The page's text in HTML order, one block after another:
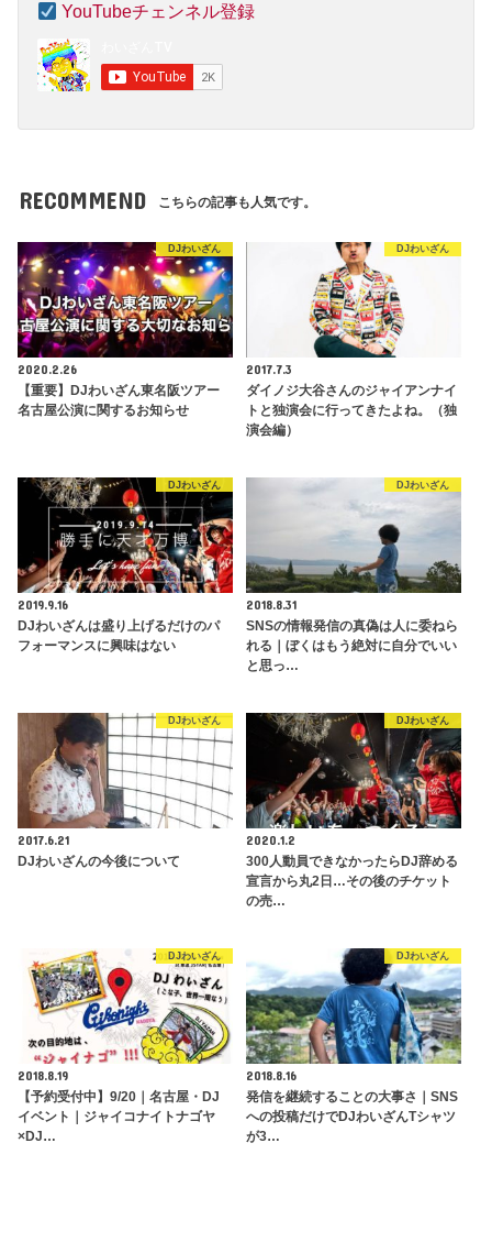
YouTubeチェンネル登録
RECOMMEND こちらの記事も人気です。
DJわいざん
2020.2.26
【重要】DJわいざん東名阪ツアー
名古屋公演に関するお知らせ
DJわいざん
2017.7.3
ダイノジ大谷さんのジャイアンナイ
トと独演会に行ってきたよね。（独
演会編）
DJわいざん
2019.9.16
DJわいざんは盛り上げるだけのパ
フォーマンスに興味はない
DJわいざん
2018.8.31
SNSの情報発信の真偽は人に委ねら
れる｜ぼくはもう絶対に自分でいい
と思っ…
DJわいざん
2017.6.21
DJわいざんの今後について
DJわいざん
2020.1.2
300人動員できなかったらDJ辞める
宣言から丸2日…その後のチケット
の売…
DJわいざん
2018.8.19
【予約受付中】9/20｜名古屋・DJ
イベント｜ジャイコナイトナゴヤ
×DJ…
DJわいざん
2018.8.16
発信を継続することの大事さ｜SNS
への投稿だけでDJわいざんTシャツ
が3…